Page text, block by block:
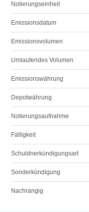
Notierungseinheit
Emissionsdatum
Emissionsvolumen
Umlaufendes Volumen
Emissionswährung
Depotwährung
Notierungsaufnahme
Fälligkeit
Schuldnerkündigungsart
Sonderkündigung
Nachrangig